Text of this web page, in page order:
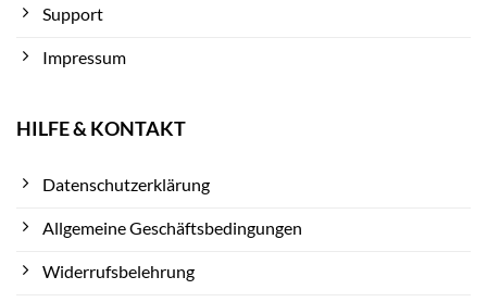
Support
Impressum
HILFE & KONTAKT
Datenschutzerklärung
Allgemeine Geschäftsbedingungen
Widerrufsbelehrung